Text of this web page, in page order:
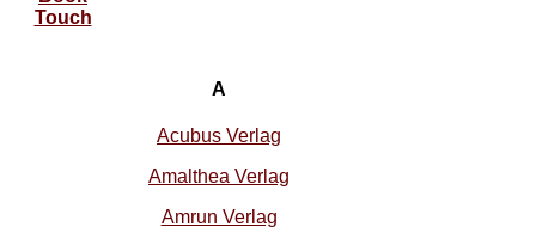
Touch
A
Acubus Verlag
Amalthea Verlag
Amrun Verlag